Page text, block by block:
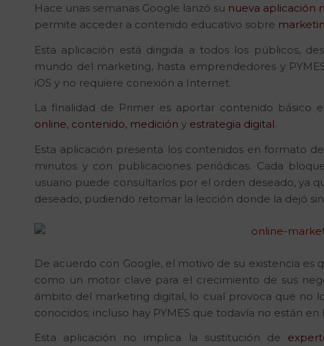
Hace unas semanas Google lanzó su nueva aplicación
permite acceder a contenido educativo sobre
Esta aplicación está dirigida a todos los públicos,
mundo del marketing, hasta emprendedores y
iOS y no requiere conexión a Internet.
La finalidad de Primer es aportar contenido básico
online, contenido, medición y estrategia digital.
Esta aplicación presenta los contenidos en formato
minutos y con publicaciones periódicas. Cada
usuario puede consultarlos por el orden deseado, ya
deseado, pudiendo retomar la lección donde la dejó
De acuerdo con Google, el motivo de su existencia es
como un motor clave para el crecimiento de sus
ámbito del marketing digital, lo cual provoca que no
conocidos; incluso hay PYMES que todavía no están
Esta aplicación no implica la sustitución de